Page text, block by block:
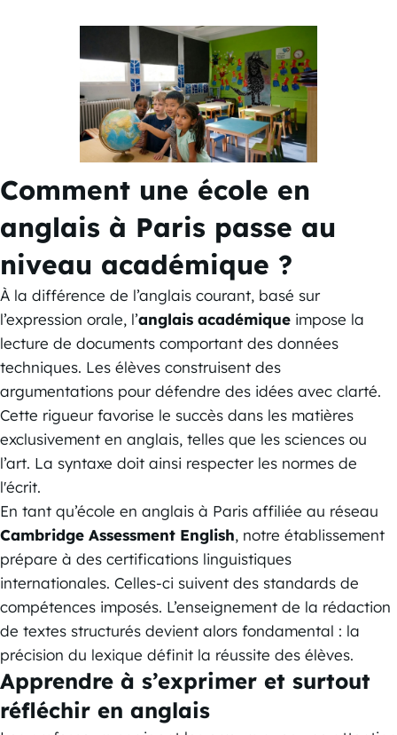
Comment une école en
anglais à Paris passe au
niveau académique ?
À la différence de l’anglais courant, basé sur
l’expression orale, l’anglais académique impose la
lecture de documents comportant des données
techniques. Les élèves construisent des
argumentations pour défendre des idées avec clarté.
Cette rigueur favorise le succès dans les matières
exclusivement en anglais, telles que les sciences ou
l’art. La syntaxe doit ainsi respecter les normes de
l'écrit.
En tant qu’école en anglais à Paris affiliée au réseau
Cambridge Assessment English, notre établissement
prépare à des certifications linguistiques
internationales. Celles-ci suivent des standards de
compétences imposés. L’enseignement de la rédaction
de textes structurés devient alors fondamental : la
précision du lexique définit la réussite des élèves.
Apprendre à s’exprimer et surtout
réfléchir en anglais